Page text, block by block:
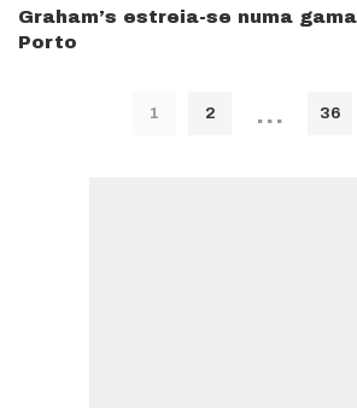
Graham’s estreia-se numa
Porto
1 2 … 36